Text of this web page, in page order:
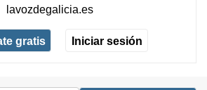
lavozdegalicia.es
gratis Iniciar sesión